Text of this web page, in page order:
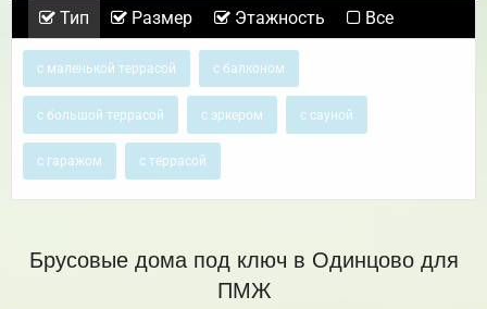
Тип Размер Этажность Все
с маленькой террасой с балконом
с большой террасой с эркером с сауной
с гаражом с террасой
Брусовые дома под ключ в Одинцово для
ПМЖ